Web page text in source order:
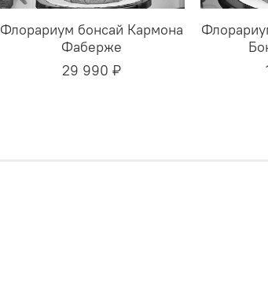
Флорариум бонсай Кармона
Фаберже
29 990 ₽